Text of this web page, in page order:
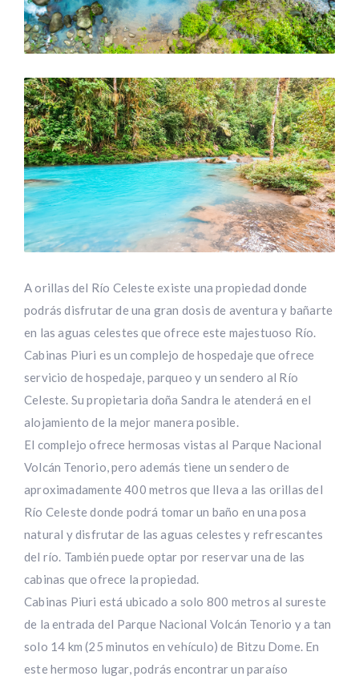
A orillas del Río Celeste existe una propiedad donde
podrás disfrutar de una gran dosis de aventura y bañarte
en las aguas celestes que ofrece este majestuoso Río.
Cabinas Piuri es un complejo de hospedaje que ofrece
servicio de hospedaje, parqueo y un sendero al Río
Celeste. Su propietaria doña Sandra le atenderá en el
alojamiento de la mejor manera posible.
El complejo ofrece hermosas vistas al Parque Nacional
Volcán Tenorio, pero además tiene un sendero de
aproximadamente 400 metros que lleva a las orillas del
Río Celeste donde podrá tomar un baño en una posa
natural y disfrutar de las aguas celestes y refrescantes
del río. También puede optar por reservar una de las
cabinas que ofrece la propiedad.
Cabinas Piuri está ubicado a solo 800 metros al sureste
de la entrada del Parque Nacional Volcán Tenorio y a tan
solo 14 km (25 minutos en vehículo) de Bitzu Dome. En
este hermoso lugar, podrás encontrar un paraíso